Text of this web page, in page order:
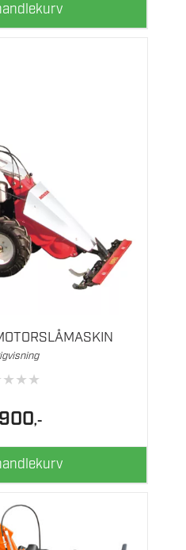
★★★
,-